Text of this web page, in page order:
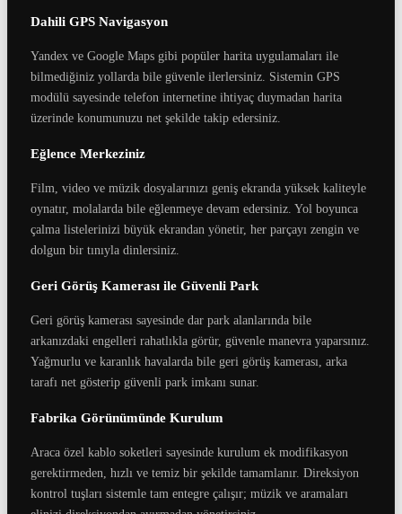
Dahili GPS Navigasyon
Yandex ve Google Maps gibi popüler harita uygulamaları ile
bilmediğiniz yollarda bile güvenle ilerlersiniz. Sistemin GPS
modülü sayesinde telefon internetine ihtiyaç duymadan harita
üzerinde konumunuzu net şekilde takip edersiniz.
Eğlence Merkeziniz
Film, video ve müzik dosyalarınızı geniş ekranda yüksek kaliteyle
oynatır, molalarda bile eğlenmeye devam edersiniz. Yol boyunca
çalma listelerinizi büyük ekrandan yönetir, her parçayı zengin ve
dolgun bir tınıyla dinlersiniz.
Geri Görüş Kamerası ile Güvenli Park
Geri görüş kamerası sayesinde dar park alanlarında bile
arkanızdaki engelleri rahatlıkla görür, güvenle manevra yaparsınız.
Yağmurlu ve karanlık havalarda bile geri görüş kamerası, arka
tarafı net gösterip güvenli park imkanı sunar.
Fabrika Görünümünde Kurulum
Araca özel kablo soketleri sayesinde kurulum ek modifikasyon
gerektirmeden, hızlı ve temiz bir şekilde tamamlanır. Direksiyon
kontrol tuşları sistemle tam entegre çalışır; müzik ve aramaları